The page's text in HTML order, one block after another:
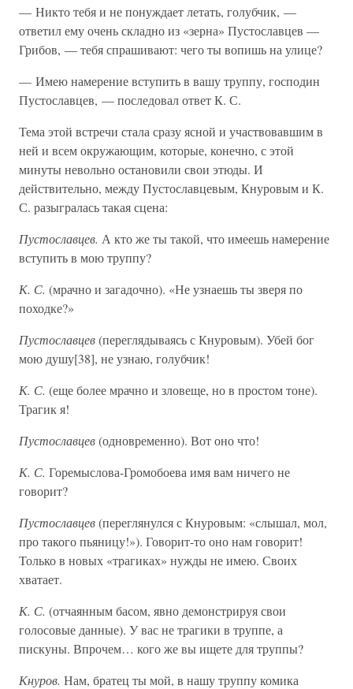
— Никто тебя и не понуждает летать, голубчик, —
ответил ему очень складно из «зерна» Пустославцев —
Грибов, — тебя спрашивают: чего ты вопишь на улице?
— Имею намерение вступить в вашу труппу, господин
Пустославцев, — последовал ответ К. С.
Тема этой встречи стала сразу ясной и участвовавшим в
ней и всем окружающим, которые, конечно, с этой
минуты невольно остановили свои этюды. И
действительно, между Пустославцевым, Кнуровым и К.
С. разыгралась такая сцена:
Пустославцев. А кто же ты такой, что имеешь намерение
вступить в мою труппу?
К. С. (мрачно и загадочно). «Не узнаешь ты зверя по
походке?»
Пустославцев(переглядываясь с Кнуровым). Убей бог
мою душу[38], не узнаю, голубчик!
К. С. (еще более мрачно и зловеще, но в простом тоне).
Трагик я!
Пустославцев(одновременно). Вот оно что!
К. С. Горемыслова-Громобоева имя вам ничего не
говорит?
Пустославцев(переглянулся с Кнуровым: «слышал, мол,
про такого пьяницу!»). Говорит-то оно нам говорит!
Только в новых «трагиках» нужды не имею. Своих
хватает.
К. С. (отчаянным басом, явно демонстрируя свои
голосовые данные). У вас не трагики в труппе, а
пискуны. Впрочем… кого же вы ищете для труппы?
Кнуров. Нам, братец ты мой, в нашу труппу комика